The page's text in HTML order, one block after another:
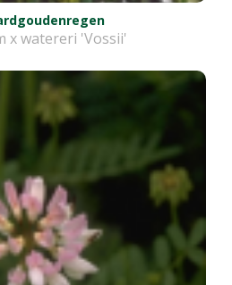
x watereri 'Vossii'